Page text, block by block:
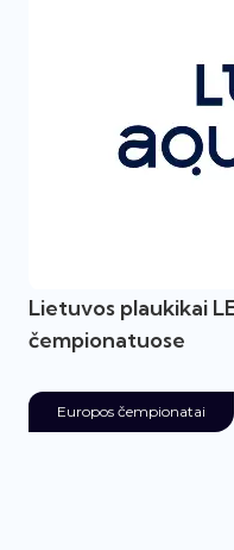
Lietuvos plaukikai
čempionatuose
Europos čempionatai